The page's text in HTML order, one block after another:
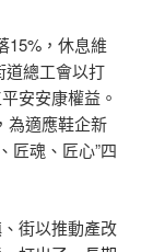
15%，休息維
總工會以打
安安康權益。
為適應鞋企新
匠魂、匠心”四
街以推動產改